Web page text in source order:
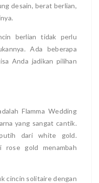
desain, berat berlian,
berlian tidak perlu
Ada beberapa
Anda jadikan pilihan
Flamma Wedding
yang sangat cantik.
dari white gold.
rose gold menambah
cincin solitaire dengan